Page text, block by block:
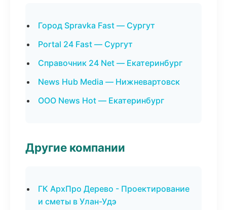
Город Spravka Fast — Сургут
Portal 24 Fast — Сургут
Справочник 24 Net — Екатеринбург
News Hub Media — Нижневартовск
ООО News Hot — Екатеринбург
Другие компании
ГК АрхПро Дерево - Проектирование
и сметы в Улан-Удэ